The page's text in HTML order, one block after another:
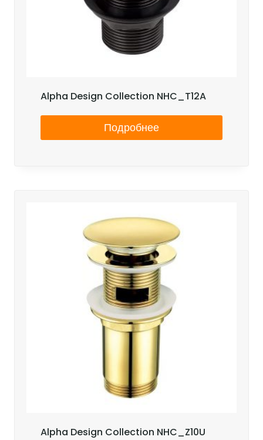
Alpha Design Collection NHC_T12A
Подробнее
Alpha Design Collection NHC_Z10U